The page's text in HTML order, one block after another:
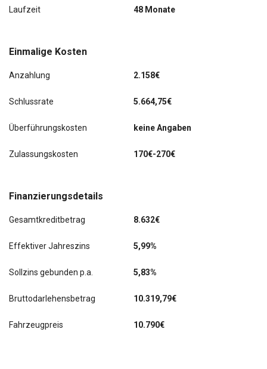
Zentralverriegelung mit Fernbedienung
Geschwindigkeits-Regelanlage (Tempomat)
Klimaanlage
Metallic-Lackierung
Scheinwerfer LED
Laufzeit 48 Monate
Einmalige Kosten
Anzahlung 2.158€
Schlussrate 5.664,75€
Überführungskosten keine Angaben
Zulassungskosten 170€-270€
Finanzierungsdetails
Gesamtkreditbetrag 8.632€
Effektiver Jahreszins 5,99%
Sollzins gebunden p.a. 5,83%
Bruttodarlehensbetrag 10.319,79€
Fahrzeugpreis 10.790€